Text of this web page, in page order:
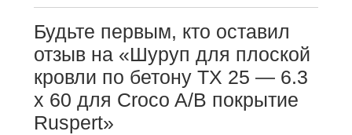
Будьте первым, кто оставил
отзыв на «Шуруп для плоской
кровли по бетону TX 25 — 6.3
x 60 для Croco A/B покрытие
Ruspert»